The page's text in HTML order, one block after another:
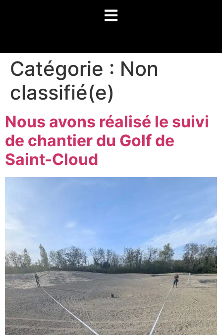
Catégorie : Non
classifié(e)
Nous avons réalisé le suivi
de chantier du Golf de
Saint-Cloud